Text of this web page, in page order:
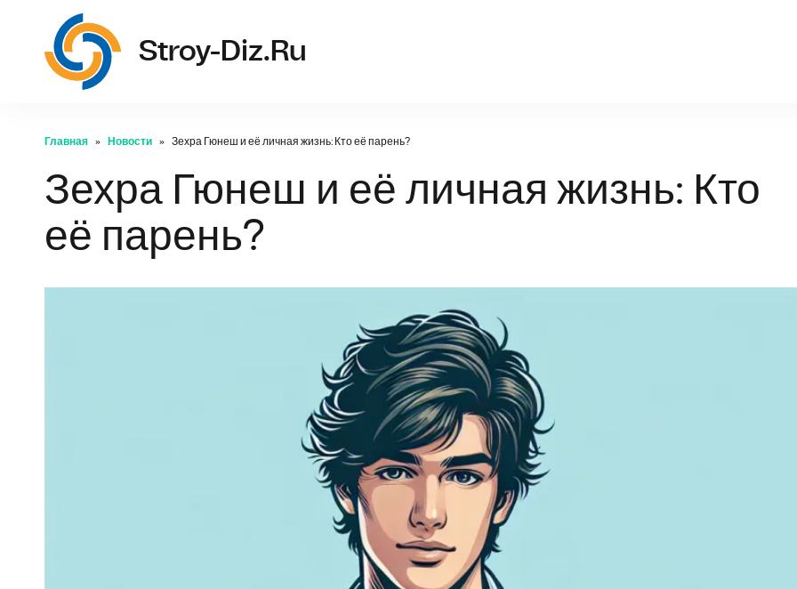
Stroy-Diz.ru
Главная Новости Зехра Гюнеш и её личная жизнь: Кто её парень?
Зехра Гюнеш и её личная жизнь: Кто
её парень?